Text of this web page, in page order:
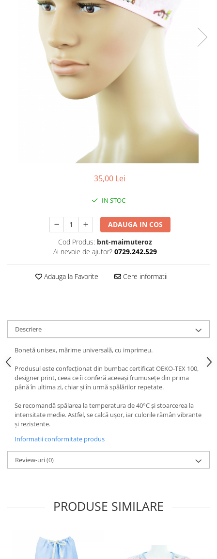
Pălării de Soare
35,00 Lei
IN STOC
ADAUGA IN COS
Cod Produs: bnt-maimuteroz
Ai nevoie de ajutor? 0729.242.529
Adauga la Favorite Cere informatii
Descriere
Bonetă unisex, mărime universală, cu imprimeu.
Produsul este confecționat din bumbac certificat OEKO-TEX 100,
designer print, ceea ce îi conferă aceeași frumusețe din prima
până în ultima zi, chiar și în urmă spălărilor repetate.
Se recomandă spălarea la temperatura de 40°C și stoarcerea la
intensitate medie. Astfel, se calcă ușor, iar culorile rămân vibrante
și rezistente.
Informatii conformitate produs
Review-uri(0)
PRODUSE SIMILARE